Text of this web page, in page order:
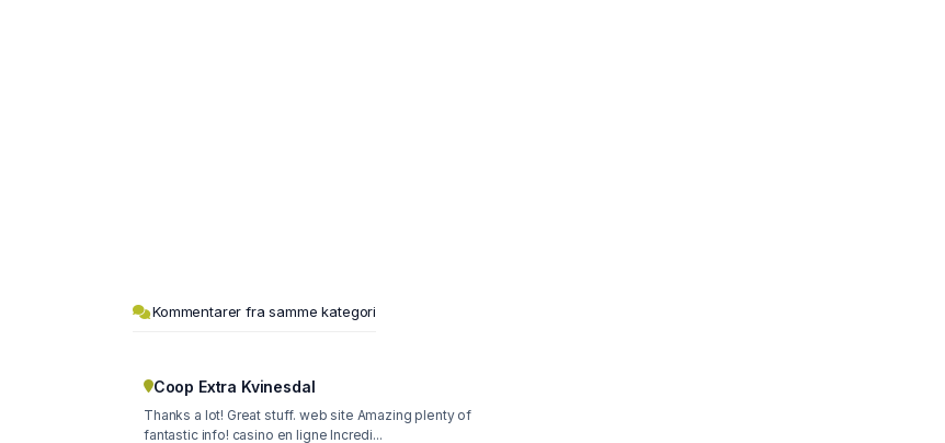
Kommentarer fra samme kategori
Coop Extra Kvinesdal
Thanks a lot! Great stuff. web site Amazing plenty of
fantastic info! casino en ligne Incredi...